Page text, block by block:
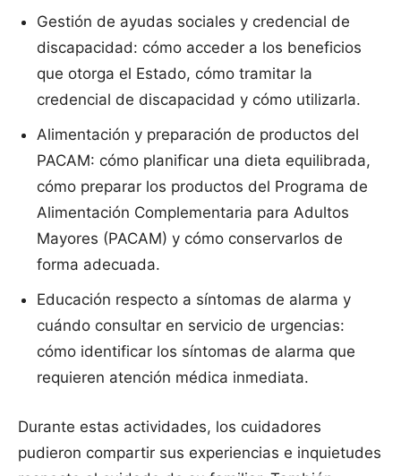
Gestión de ayudas sociales y credencial de
discapacidad: cómo acceder a los beneficios
que otorga el Estado, cómo tramitar la
credencial de discapacidad y cómo utilizarla.
Alimentación y preparación de productos del
PACAM: cómo planificar una dieta equilibrada,
cómo preparar los productos del Programa de
Alimentación Complementaria para Adultos
Mayores (PACAM) y cómo conservarlos de
forma adecuada.
Educación respecto a síntomas de alarma y
cuándo consultar en servicio de urgencias:
cómo identificar los síntomas de alarma que
requieren atención médica inmediata.
Durante estas actividades, los cuidadores
pudieron compartir sus experiencias e inquietudes